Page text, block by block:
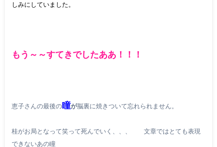
しみにしていました。
もう～～すてきでしたああ！！！
恵子さんの最後の瞳が脳裏に焼きついて忘れられません。
桂がお局となって笑って死んでいく、、、 文章ではとても表現
できないあの瞳